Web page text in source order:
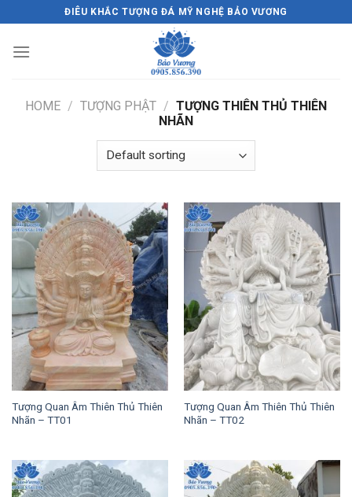
to
content
ĐIÊU KHẮC TƯỢNG ĐÁ MỸ NGHỆ BẢO VƯƠNG
HOME / TƯỢNG PHẬT / TƯỢNG THIÊN THỦ THIÊN
NHÃN
Tượng Quan Âm Thiên Thủ Thiên
Nhãn – TT01
Tượng Quan Âm Thiên Thủ Thiên
Nhãn – TT02